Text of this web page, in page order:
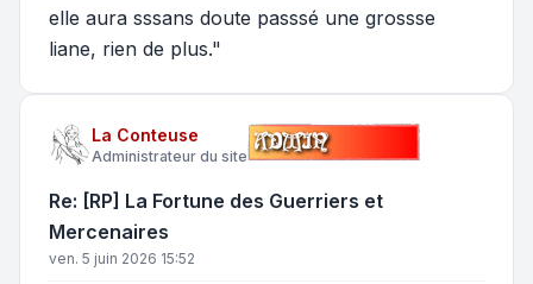
elle aura sssans doute passsé une grossse
liane, rien de plus."
La Conteuse
Administrateur du site
Re: [RP] La Fortune des Guerriers et
Mercenaires
ven. 5 juin 2026 15:52